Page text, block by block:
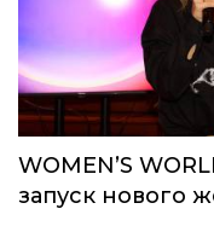
WOMEN’S
запуск нового